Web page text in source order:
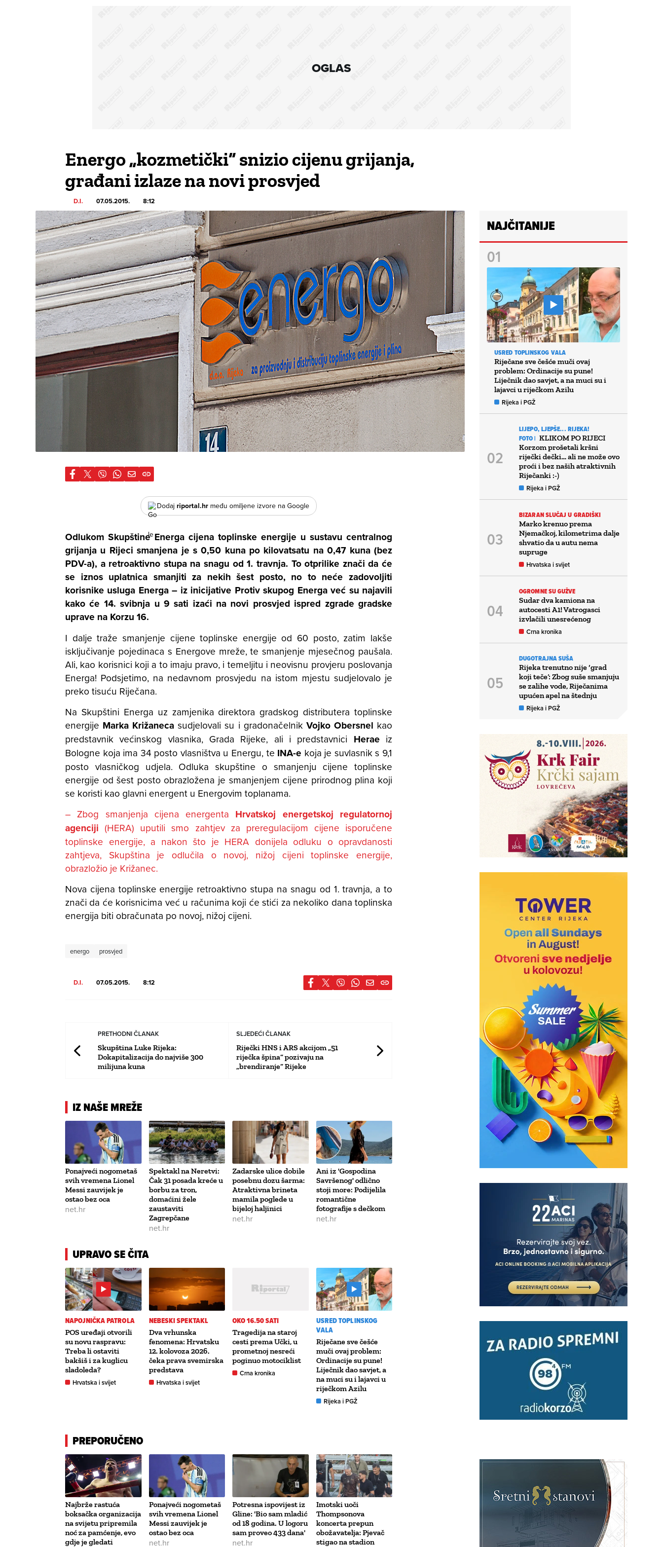
OGLAS
Energo „kozmetički“ snizio cijenu grijanja,
građani izlaze na novi prosvjed
D.I. 07.05.2015. 8:12
Dodaj riportal.hr među omiljene izvore na Google
Odlukom Skupštine Energa cijena toplinske energije u sustavu centralnog
grijanja u Rijeci smanjena je s 0,50 kuna po kilovatsatu na 0,47 kuna (bez
PDV-a), a retroaktivno stupa na snagu od 1. travnja. To otprilike znači da će
se iznos uplatnica smanjiti za nekih šest posto, no to neće zadovoljiti
korisnike usluga Energa – iz inicijative Protiv skupog Energaveć su najavili
kako će 14. svibnja u 9 sati izaći na novi prosvjed ispred zgrade gradske
uprave na Korzu 16.
I dalje traže smanjenje cijene toplinske energije od 60 posto, zatim lakše
isključivanje pojedinaca s Energove mreže, te smanjenje mjesečnog paušala.
Ali, kao korisnici koji a to imaju pravo, i temeljitu i neovisnu provjeru poslovanja
Energa! Podsjetimo, na nedavnom prosvjedu na istom mjestu sudjelovalo je
preko tisuću Riječana.
Na Skupštini Energa uz zamjenika direktora gradskog distributera toplinske
energije Marka Križaneca sudjelovali su i gradonačelnik Vojko Obersnel kao
predstavnik većinskog vlasnika, Grada Rijeke, ali i predstavnici Herae iz
Bologne koja ima 34 posto vlasništva u Energu, te INA-e koja je suvlasnik s 9,1
posto vlasničkog udjela. Odluka skupštine o smanjenju cijene toplinske
energije od šest posto obrazložena je smanjenjem cijene prirodnog plina koji
se koristi kao glavni energent u Energovim toplanama.
– Zbog smanjenja cijena energenta Hrvatskoj energetskoj regulatornoj
agenciji (HERA) uputili smo zahtjev za preregulacijom cijene isporučene
toplinske energije, a nakon što je HERA donijela odluku o opravdanosti
zahtjeva, Skupština je odlučila o novoj, nižoj cijeni toplinske energije,
obrazložio je Križanec.
Nova cijena toplinske energije retroaktivno stupa na snagu od 1. travnja, a to
znači da će korisnicima već u računima koji će stići za nekoliko dana toplinska
energija biti obračunata po novoj, nižoj cijeni.
energo prosvjed
D.I. 07.05.2015. 8:12
PRETHODNI ČLANAK
Skupština Luke Rijeka:
Dokapitalizacija do najviše 300
milijuna kuna
SLJEDEĆI ČLANAK
Riječki HNS i ARS akcijom „51
riječka špina“ pozivaju na
„brendiranje“ Rijeke
IZ NAŠE MREŽE
Ponajveći nogometaš
svih vremena Lionel
Messi zauvijek je
ostao bez oca
net.hr
Spektakl na Neretvi:
Čak 31 posada kreće u
borbu za tron,
domaćini žele
zaustaviti
Zagrepčane
net.hr
Zadarske ulice dobile
posebnu dozu šarma:
Atraktivna brineta
mamila poglede u
bijeloj haljinici
net.hr
Ani iz 'Gospodina
Savršenog' odlično
stoji more: Podijelila
romantične
fotografije s dečkom
net.hr
UPRAVO SE ČITA
NAPOJNIČKA PATROLA
POS uređaji otvorili
su novu raspravu:
Treba li ostaviti
bakšiš i za kuglicu
sladoleda?
Hrvatska i svijet
NEBESKI SPEKTAKL
Dva vrhunska
fenomena: Hrvatsku
12. kolovoza 2026.
čeka prava svemirska
predstava
Hrvatska i svijet
OKO 16.50 SATI
Tragedija na staroj
cesti prema Učki, u
prometnoj nesreći
poginuo motociklist
Crna kronika
USRED TOPLINSKOG
VALA
Riječane sve češće
muči ovaj problem:
Ordinacije su pune!
Liječnik dao savjet, a
na muci su i lajavci u
riječkom Azilu
Rijeka i PGŽ
PREPORUČENO
Najbrže rastuća
boksačka organizacija
na svijetu pripremila
noć za pamćenje, evo
gdje je gledati
Ponajveći nogometaš
svih vremena Lionel
Messi zauvijek je
ostao bez oca
net.hr
Potresna ispovijest iz
Gline: 'Bio sam mladić
od 18 godina. U logoru
sam proveo 433 dana'
net.hr
Imotski uoči
Thompsonova
koncerta prepun
obožavatelja: Pjevač
stigao na stadion
NAJČITANIJE
USRED TOPLINSKOG VALA
Riječane sve češće muči ovaj
problem: Ordinacije su pune!
Liječnik dao savjet, a na muci su i
lajavci u riječkom Azilu
Rijeka i PGŽ
LIJEPO, LJEPŠE... RIJEKA!
FOTO | KLIKOM PO RIJECI
Korzom prošetali kršni
riječki dečki… ali ne može ovo
proći i bez naših atraktivnih
Riječanki :-)
Rijeka i PGŽ
BIZARAN SLUČAJ U GRADIŠKI
Marko krenuo prema
Njemačkoj, kilometrima dalje
shvatio da u autu nema
supruge
Hrvatska i svijet
OGROMNE SU GUŽVE
Sudar dva kamiona na
autocesti A1! Vatrogasci
izvlačili unesrećenog
Crna kronika
DUGOTRAJNA SUŠA
Rijeka trenutno nije ‘grad
koji teče’: Zbog suše smanjuju
se zalihe vode, Riječanima
upućen apel na štednju
Rijeka i PGŽ